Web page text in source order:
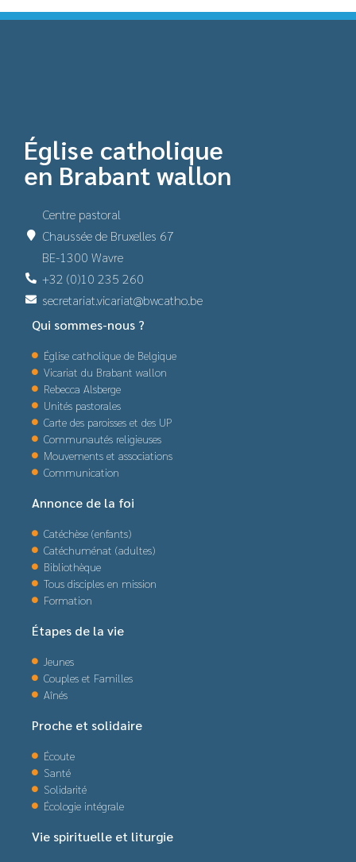
Église catholique
en Brabant wallon
Centre pastoral
Chaussée de Bruxelles 67
BE-1300 Wavre
+32 (0)10 235 260
secretariat.vicariat@bwcatho.be
Qui sommes-nous ?
Église catholique de Belgique
Vicariat du Brabant wallon
Rebecca Alsberge
Unités pastorales
Carte des paroisses et des UP
Communautés religieuses
Mouvements et associations
Communication
Annonce de la foi
Catéchèse (enfants)
Catéchuménat (adultes)
Bibliothèque
Tous disciples en mission
Formation
Étapes de la vie
Jeunes
Couples et Familles
Aînés
Proche et solidaire
Écoute
Santé
Solidarité
Écologie intégrale
Vie spirituelle et liturgie